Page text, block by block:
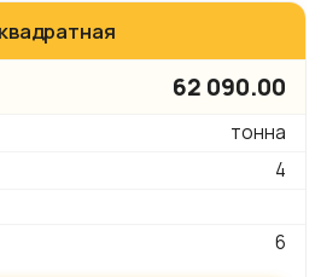
62 090.00
тонна
4
6